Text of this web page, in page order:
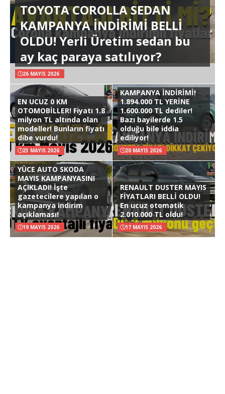
TOYOTA COROLLA SEDAN
KAMPANYA İNDİRİMİ BELLİ
OLDU! Yerli Üretim sedan bu
ay kaç paraya satılıyor?
26 MAYIS 2026
EN UCUZ 0 KM
OTOMOBİLLER! Fiyatı 1.8
milyon TL altında olan
modeller! Bunların fiyatı
dibe vurdu!
23 MAYIS 2026
KAMPANYA İNDİRİMİ!
1.894.000 TL YERİNE
1.600.000 TL dediler!
Bazı bayilerde 1.5
olduğu bile iddia
ediliyor!
20 MAYIS 2026
YÜCE AUTO SKODA
MAYIS KAMPANYASINI
AÇIKLADI! İşte
gazetecilere yapılan o
kampanya indirim
açıklaması!
19 MAYIS 2026
RENAULT DUSTER MAYIS
FİYATLARI BELLİ OLDU!
En ucuz otomatik
2.010.000 TL oldu!
17 MAYIS 2026